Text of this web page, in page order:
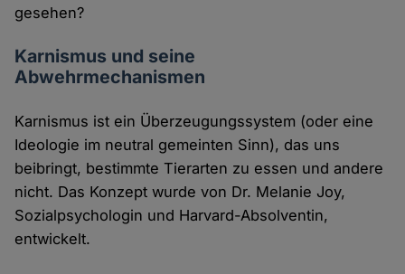
gesehen?
Karnismus und seine
Abwehrmechanismen
Karnismus ist ein Überzeugungssystem (oder eine
Ideologie im neutral gemeinten Sinn), das uns
beibringt, bestimmte Tierarten zu essen und andere
nicht. Das Konzept wurde von Dr. Melanie Joy,
Sozialpsychologin und Harvard-Absolventin,
entwickelt.